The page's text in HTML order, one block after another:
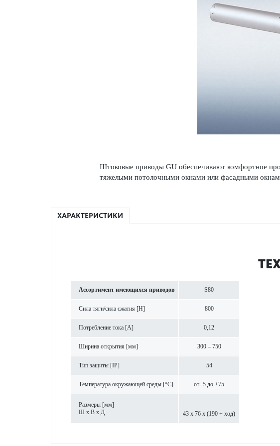
Што­ковые при­воды GU обеспечивают комфортное
тяже­лыми потол­очными окнами или фасадными
ХАРАКТЕРИСТИКИ
Ассортимент имеющихся при­в­одов S80
Сила тяги/сила сжатия [Н] 800
Потреб­л­ение тока [A] 0,12
Ширина открытия [мм] 300 – 750
Тип защиты [IP] 54
Темпер­атура окружающей среды [°C] от -5 до +75
Размеры [мм]
Ш х В х Д
43 x 76 x (190 + ход)